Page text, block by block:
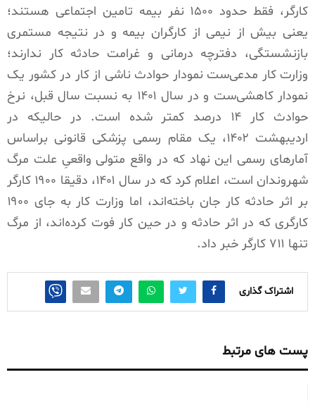
کارگر، فقط حدود ۱۵۰۰ نفر بیمه تامین اجتماعی هستند؛
یعنی بیش از نیمی از کارگران بیمه و در نتیجه مستمری
بازنشستگی، دفترچه درمانی و غرامت حادثه کار ندارند؛
وزارت کار مدعی‌ست نمودار حوادث ناشی از کار در کشور یک
نمودار کاهشی‌ست و در سال ۱۴۰۱ به نسبت سال قبل، نرخ
حوادث کار ۱۴ درصد کمتر شده است. در حالیکه در
اردیبهشت ۱۴۰۲، یک مقام رسمی پزشکی قانونی براساس
آمارهای رسمی این نهاد که در واقع متولی واقعیِ علت مرگ
شهروندان است، اعلام کرد که در سال ۱۴۰۱، دقیقا ۱۹۰۰ کارگر
بر اثر حادثه کار جان باخته‌اند، اما وزارت کار به جای ۱۹۰۰
کارگری که در اثر حادثه و در حین کار فوت کرده‌اند، از مرگ
تنها ۷۱۱ کارگر خبر داد.
اشتراک گذاری
پست های مرتبط